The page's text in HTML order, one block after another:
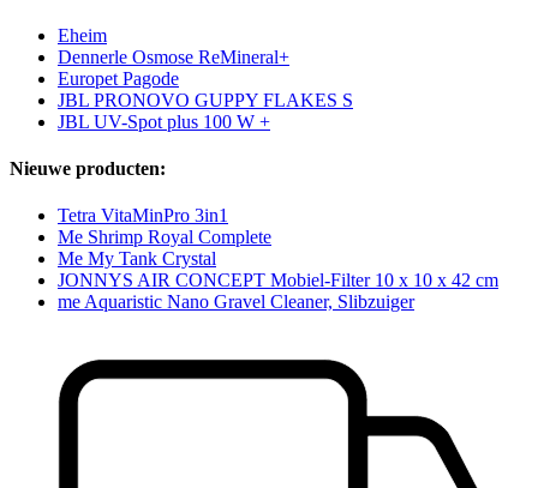
Eheim
Dennerle Osmose ReMineral+
Europet Pagode
JBL PRONOVO GUPPY FLAKES S
JBL UV-Spot plus 100 W +
Nieuwe producten:
Tetra VitaMinPro 3in1
Me Shrimp Royal Complete
Me My Tank Crystal
JONNYS AIR CONCEPT Mobiel-Filter 10 x 10 x 42 cm
me Aquaristic Nano Gravel Cleaner, Slibzuiger